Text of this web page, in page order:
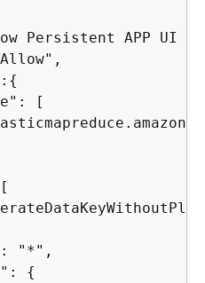
Persistent APP UI
{
[
"*",
{